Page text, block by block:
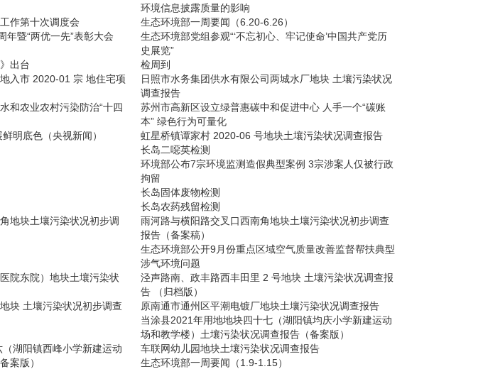
环境信息披露质量的影响
作第十次调度会
生态环境部一周要闻（6.20-6.26）
年暨“两优一先”表彰大会
生态环境部党组参观“‘不忘初心、牢记使命’中国共产党历
史展览”
出台
检周到
入市 2020-01 宗 地住宅项
日照市水务集团供水有限公司两城水厂地块 土壤污染状况
调查报告
和农业农村污染防治“十四
苏州市高新区设立绿普惠碳中和促进中心 人手一个“碳账
本” 绿色行为可量化
明底色（央视新闻）
虹星桥镇谭家村 2020-06 号地块土壤污染状况调查报告
长岛二噁英检测
环境部公布7宗环境监测造假典型案例 3宗涉案人仅被行政
拘留
长岛固体废物检测
长岛农药残留检测
地块土壤污染状况初步调
雨河路与横阳路交叉口西南角地块土壤污染状况初步调查
报告（备案稿）
生态环境部公开9月份重点区域空气质量改善监督帮扶典型
涉气环境问题
院东院）地块土壤污染状
泾声路南、政丰路西丰田里 2 号地块 土壤污染状况调查报
告 （归档版）
块 土壤污染状况初步调查
原南通市通州区平潮电镀厂地块土壤污染状况调查报告
当涂县2021年用地地块四十七（湖阳镇均庆小学新建运动
场和教学楼）土壤污染状况调查报告（备案版）
湖阳镇西峰小学新建运动
案版）
车联网幼儿园地块土壤污染状况调查报告
生态环境部一周要闻（1.9-1.15）